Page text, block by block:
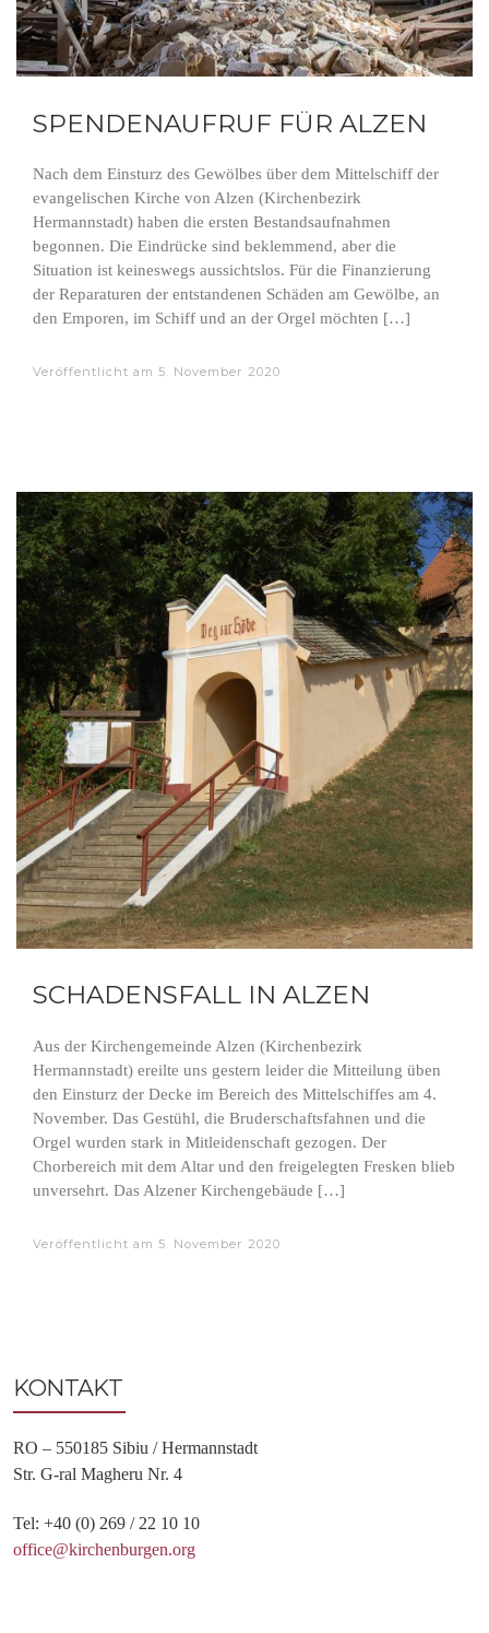
SPENDENAUFRUF FÜR ALZEN
Nach dem Einsturz des Gewölbes über dem Mittelschiff der
evangelischen Kirche von Alzen (Kirchenbezirk
Hermannstadt) haben die ersten Bestandsaufnahmen
begonnen. Die Eindrücke sind beklemmend, aber die
Situation ist keineswegs aussichtslos. Für die Finanzierung
der Reparaturen der entstandenen Schäden am Gewölbe, an
den Emporen, im Schiff und an der Orgel möchten […]
Veröffentlicht am 5. November 2020
SCHADENSFALL IN ALZEN
Aus der Kirchengemeinde Alzen (Kirchenbezirk
Hermannstadt) ereilte uns gestern leider die Mitteilung üben
den Einsturz der Decke im Bereich des Mittelschiffes am 4.
November. Das Gestühl, die Bruderschaftsfahnen und die
Orgel wurden stark in Mitleidenschaft gezogen. Der
Chorbereich mit dem Altar und den freigelegten Fresken blieb
unversehrt. Das Alzener Kirchengebäude […]
Veröffentlicht am 5. November 2020
KONTAKT
RO – 550185 Sibiu / Hermannstadt
Str. G-ral Magheru Nr. 4
Tel: +40 (0) 269 / 22 10 10
office@kirchenburgen.org